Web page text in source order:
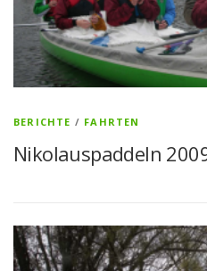
BERICHTE / FAHRTEN
Nikolauspaddeln